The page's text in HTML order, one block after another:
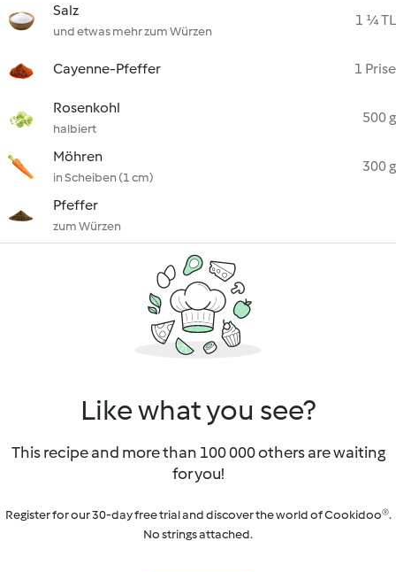
Salz
und etwas mehr zum Würzen
1 ¼ TL
Cayenne-Pfeffer 1 Prise
Rosenkohl
halbiert
500 g
Möhren
in Scheiben (1 cm)
300 g
Pfeffer
zum Würzen
Like what you see?
This recipe and more than 100 000 others are waiting
for you!
Register for our 30-day free trial and discover the world of Cookidoo®.
No strings attached.